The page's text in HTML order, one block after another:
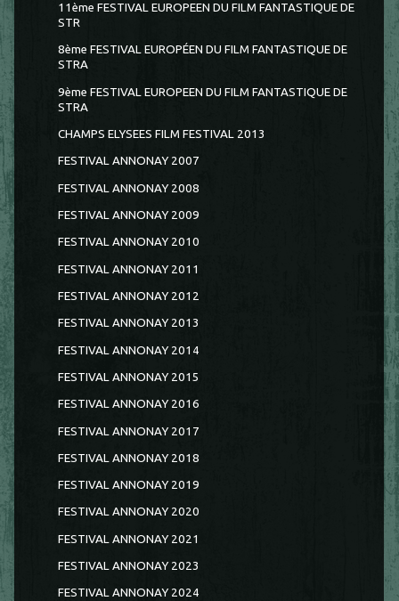
11ème FESTIVAL EUROPEEN DU FILM FANTASTIQUE DE
STR
8ème FESTIVAL EUROPÉEN DU FILM FANTASTIQUE DE
STRA
9ème FESTIVAL EUROPEEN DU FILM FANTASTIQUE DE
STRA
CHAMPS ELYSEES FILM FESTIVAL 2013
FESTIVAL ANNONAY 2007
FESTIVAL ANNONAY 2008
FESTIVAL ANNONAY 2009
FESTIVAL ANNONAY 2010
FESTIVAL ANNONAY 2011
FESTIVAL ANNONAY 2012
FESTIVAL ANNONAY 2013
FESTIVAL ANNONAY 2014
FESTIVAL ANNONAY 2015
FESTIVAL ANNONAY 2016
FESTIVAL ANNONAY 2017
FESTIVAL ANNONAY 2018
FESTIVAL ANNONAY 2019
FESTIVAL ANNONAY 2020
FESTIVAL ANNONAY 2021
FESTIVAL ANNONAY 2023
FESTIVAL ANNONAY 2024